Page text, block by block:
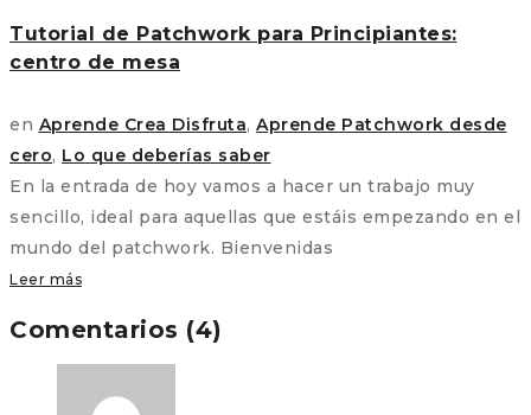
Tutorial de Patchwork para Principiantes:
centro de mesa
en Aprende Crea Disfruta, Aprende Patchwork desde
cero, Lo que deberías saber
En la entrada de hoy vamos a hacer un trabajo muy
sencillo, ideal para aquellas que estáis empezando en el
mundo del patchwork. Bienvenidas
Leer más
Comentarios (4)